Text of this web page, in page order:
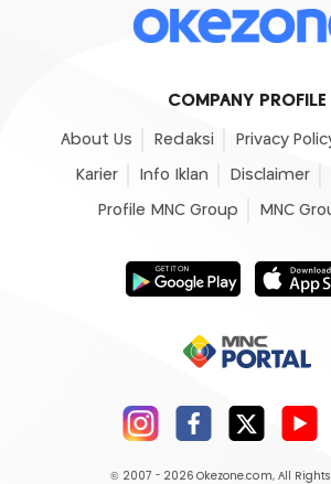
COMPANY PROFILE
About Us Redaksi Privacy
Karier Info Iklan Disclaimer
Profile MNC Group MNC
© 2007 - 2026 Okezone.com, All Rights